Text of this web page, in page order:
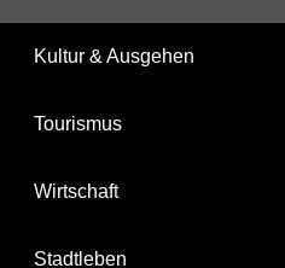
Kultur & Ausgehen
Tourismus
Wirtschaft
Stadtleben